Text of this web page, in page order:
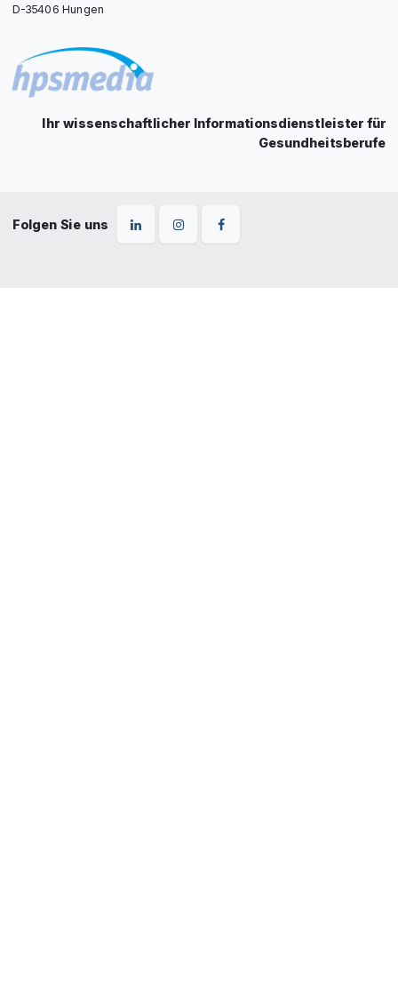
D-35406 Hungen
Ihr wissenschaftlicher Informationsdienstleister für
Gesundheitsberufe
Folgen Sie uns